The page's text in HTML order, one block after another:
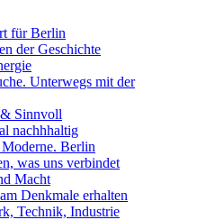
für Berlin
der Geschichte
Unterwegs mit der
Sinnvoll
nachhhaltig
Berlin
was uns verbindet
Macht
Denkmale erhalten
Technik, Industrie